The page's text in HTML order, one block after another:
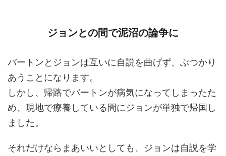
ジョンとの間で泥沼の論争に
バートンとジョンは互いに自説を曲げず、ぶつかり
あうことになります。
しかし、帰路でバートンが病気になってしまったた
め、現地で療養している間にジョンが単独で帰国し
ました。
それだけならまあいいとしても、ジョンは自説を学